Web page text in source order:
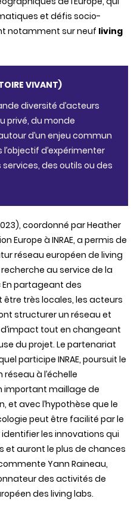
et défis socio-
notamment sur neuf living
VIVANT)
diversité d’acteurs
privé, du monde
d’un enjeu commun
d’expérimenter
des outils ou des
coordonné par Heather
Europe à INRAE, a permis de
réseau européen de living
au service de la
partageant des
très locales, les acteurs
structurer un réseau et
d’impact tout en changeant
du projet. Le partenariat
participe INRAE, poursuit le
réseau à l’échelle
important maillage de
et avec l’hypothèse que le
peut être facilité par le
les innovations qui
et auront le plus de chances
Yann Raineau,
des activités de
des living labs.